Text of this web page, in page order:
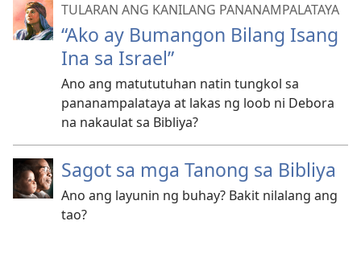
TULARAN ANG KANILANG PANANAMPALATAYA
“Ako ay Bumangon Bilang Isang
Ina sa Israel”
Ano ang matututuhan natin tungkol sa
pananampalataya at lakas ng loob ni Debora
na nakaulat sa Bibliya?
Sagot sa mga Tanong sa Bibliya
Ano ang layunin ng buhay? Bakit nilalang ang
tao?